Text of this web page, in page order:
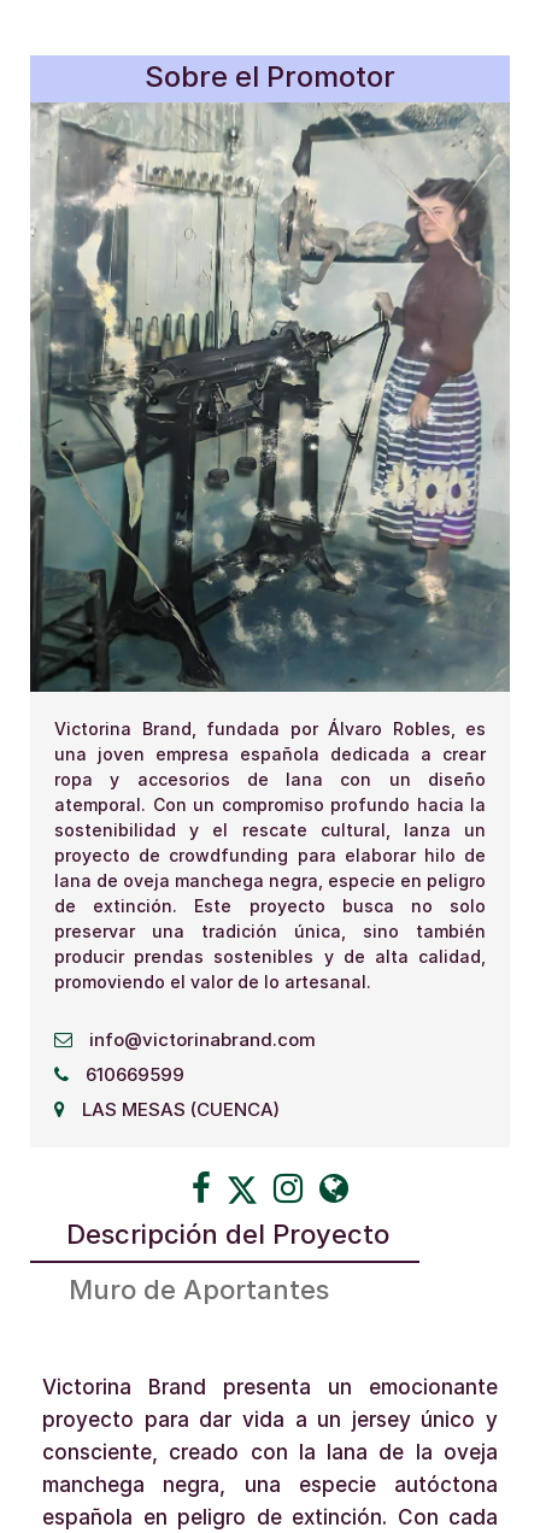
Descripción del Proyecto
Muro de Aportantes
Victorina Brand presenta un emocionante
proyecto para dar vida a un jersey único y
consciente, creado con la lana de la oveja
manchega negra, una especie autóctona
española en peligro de extinción. Con cada
Sobre el Promotor
Victorina Brand, fundada por Álvaro Robles, es
una joven empresa española dedicada a crear
ropa y accesorios de lana con un diseño
atemporal. Con un compromiso profundo hacia la
sostenibilidad y el rescate cultural, lanza un
proyecto de crowdfunding para elaborar hilo de
lana de oveja manchega negra, especie en peligro
de extinción. Este proyecto busca no solo
preservar una tradición única, sino también
producir prendas sostenibles y de alta calidad,
promoviendo el valor de lo artesanal.
info@victorinabrand.com
610669599
LAS MESAS (CUENCA)